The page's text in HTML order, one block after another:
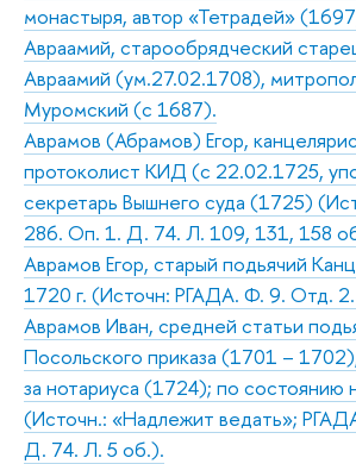
монастыря, автор «Тетрадей»
Авраамий, старообрядческий
Авраамий (ум.27.02.1708),
Муромский (с 1687).
Аврамов (Абрамов) Егор,
протоколист КИД (с 22.02.1725,
секретарь Вышнего суда (1725)
286. Оп. 1. Д. 74. Л. 109, 131, 158
Аврамов Егор, старый подьячий
1720 г. (Источн: РГАДА. Ф. 9. Отд.
Аврамов Иван, средней статьи
Посольского приказа (1701 –
за нотариуса (1724); по состоянию
(Источн.: «Надлежит ведать»;
Д. 74. Л. 5 об.).